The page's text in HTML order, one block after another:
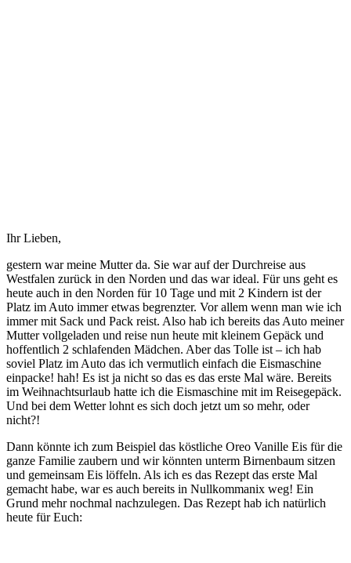
Ihr Lieben,
gestern war meine Mutter da. Sie war auf der Durchreise aus
Westfalen zurück in den Norden und das war ideal. Für uns geht es
heute auch in den Norden für 10 Tage und mit 2 Kindern ist der
Platz im Auto immer etwas begrenzter. Vor allem wenn man wie ich
immer mit Sack und Pack reist. Also hab ich bereits das Auto meiner
Mutter vollgeladen und reise nun heute mit kleinem Gepäck und
hoffentlich 2 schlafenden Mädchen. Aber das Tolle ist – ich hab
soviel Platz im Auto das ich vermutlich einfach die Eismaschine
einpacke! hah! Es ist ja nicht so das es das erste Mal wäre. Bereits
im Weihnachtsurlaub hatte ich die Eismaschine mit im Reisegepäck.
Und bei dem Wetter lohnt es sich doch jetzt um so mehr, oder
nicht?!
Dann könnte ich zum Beispiel das köstliche Oreo Vanille Eis für die
ganze Familie zaubern und wir könnten unterm Birnenbaum sitzen
und gemeinsam Eis löffeln. Als ich es das Rezept das erste Mal
gemacht habe, war es auch bereits in Nullkommanix weg! Ein
Grund mehr nochmal nachzulegen. Das Rezept hab ich natürlich
heute für Euch: